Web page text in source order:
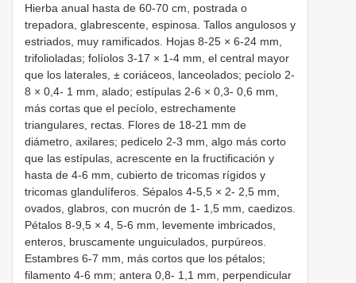
Hierba anual hasta de 60-70 cm, postrada o
trepadora, glabrescente, espinosa. Tallos angulosos y
estriados, muy ramificados. Hojas 8-25 × 6-24 mm,
trifolioladas; folíolos 3-17 × 1-4 mm, el central mayor
que los laterales, ± coriáceos, lanceolados; pecíolo 2-
8 × 0,4- 1 mm, alado; estípulas 2-6 × 0,3- 0,6 mm,
más cortas que el pecíolo, estrechamente
triangulares, rectas. Flores de 18-21 mm de
diámetro, axilares; pedicelo 2-3 mm, algo más corto
que las estípulas, acrescente en la fructificación y
hasta de 4-6 mm, cubierto de tricomas rígidos y
tricomas glandulíferos. Sépalos 4-5,5 × 2- 2,5 mm,
ovados, glabros, con mucrón de 1- 1,5 mm, caedizos.
Pétalos 8-9,5 × 4, 5-6 mm, levemente imbricados,
enteros, bruscamente unguiculados, purpúreos.
Estambres 6-7 mm, más cortos que los pétalos;
filamento 4-6 mm; antera 0,8- 1,1 mm, perpendicular